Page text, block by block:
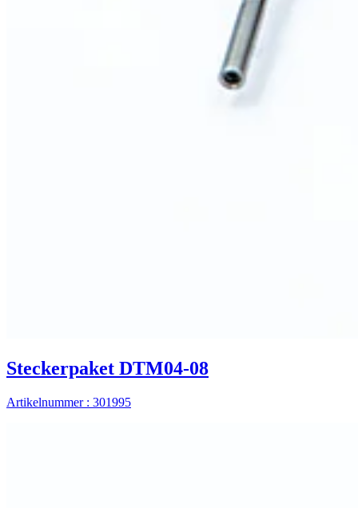
Steckerpaket DTM04-08
Artikelnummer : 301995